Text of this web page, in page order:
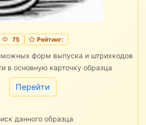
75 Рейтинг:
форм выпуска и штрихкодов
в основную карточку образца
Перейти
данного образца